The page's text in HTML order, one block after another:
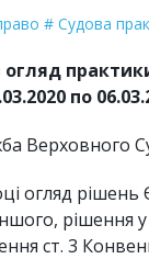
Судова
по
Верховного
огляд рішень
рішення у
ст. 3